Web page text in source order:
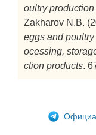
oultry
Zakharov N.B.
eggs and poultry
ocessing,
ction products.